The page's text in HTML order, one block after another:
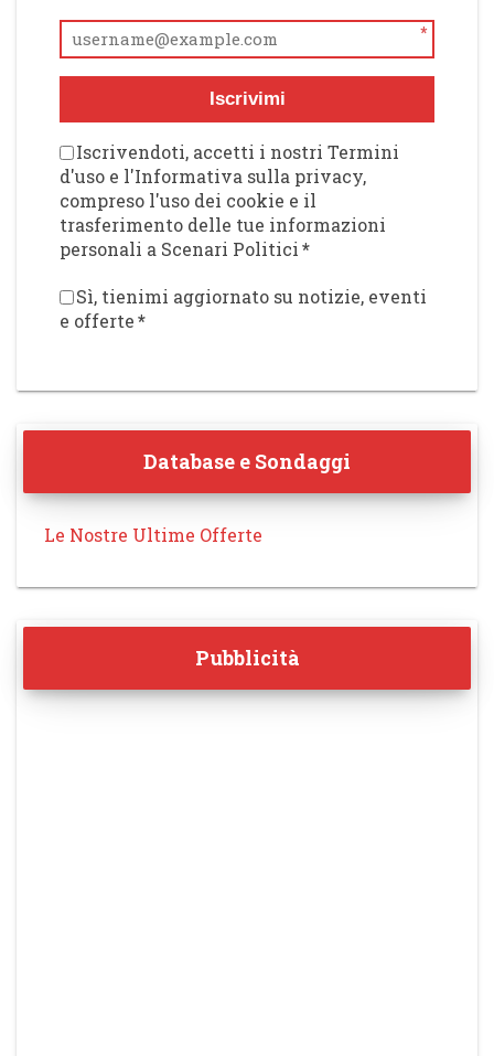
*
Iscrivimi
Iscrivendoti, accetti i nostri Termini
d'uso e l'Informativa sulla privacy,
compreso l'uso dei cookie e il
trasferimento delle tue informazioni
personali a Scenari Politici*
Sì, tienimi aggiornato su notizie, eventi
e offerte*
Database e Sondaggi
Le Nostre Ultime Offerte
Pubblicità